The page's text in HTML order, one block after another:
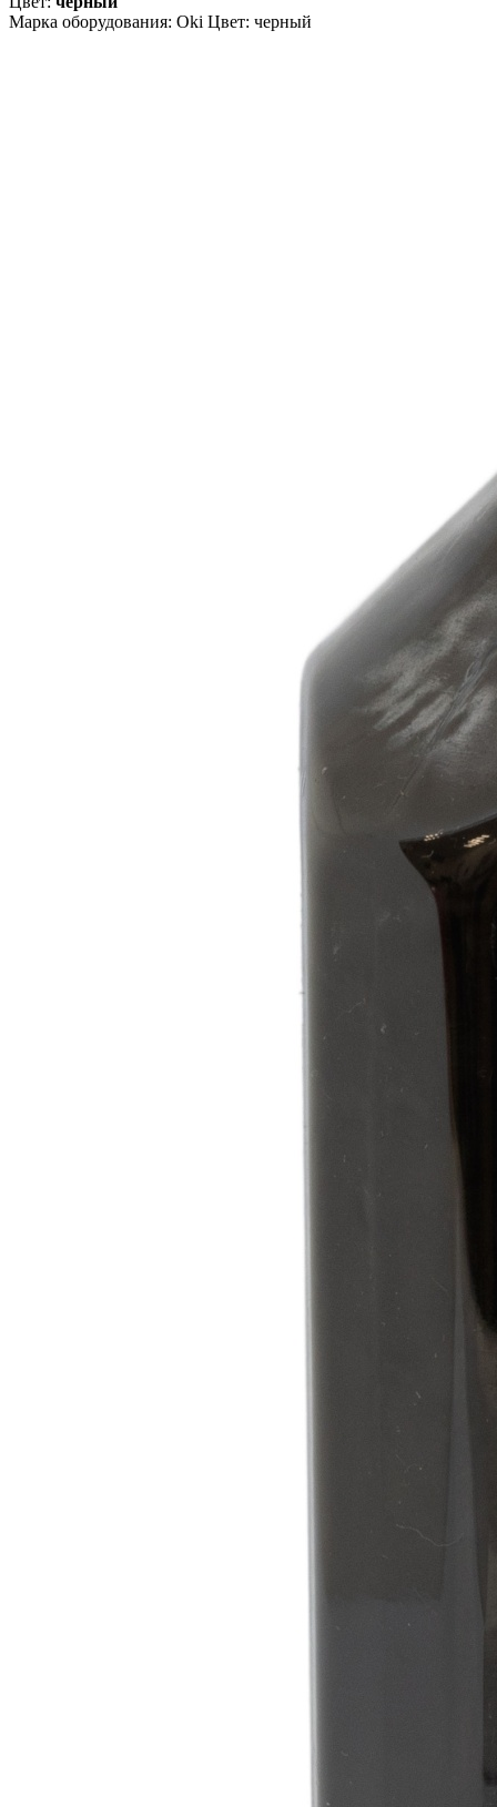
Марка оборудования: Oki Цвет: черный